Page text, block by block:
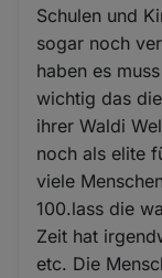
Schulen und
sogar noch
haben es
wichtig das
ihrer Waldi
noch als elite
viele
100.lass die
Zeit hat
etc. Die